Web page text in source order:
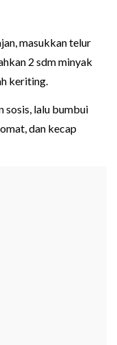
masukkan telur
2 sdm minyak
keriting.
sosis, lalu bumbui
dan kecap